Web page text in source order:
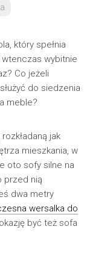
który spełnia
wybitnie
Co jeżeli
do siedzenia
meble?
jak
mieszkania, w
oto sofy silne na
przed nią
dwa metry
wersalka do
być też sofa